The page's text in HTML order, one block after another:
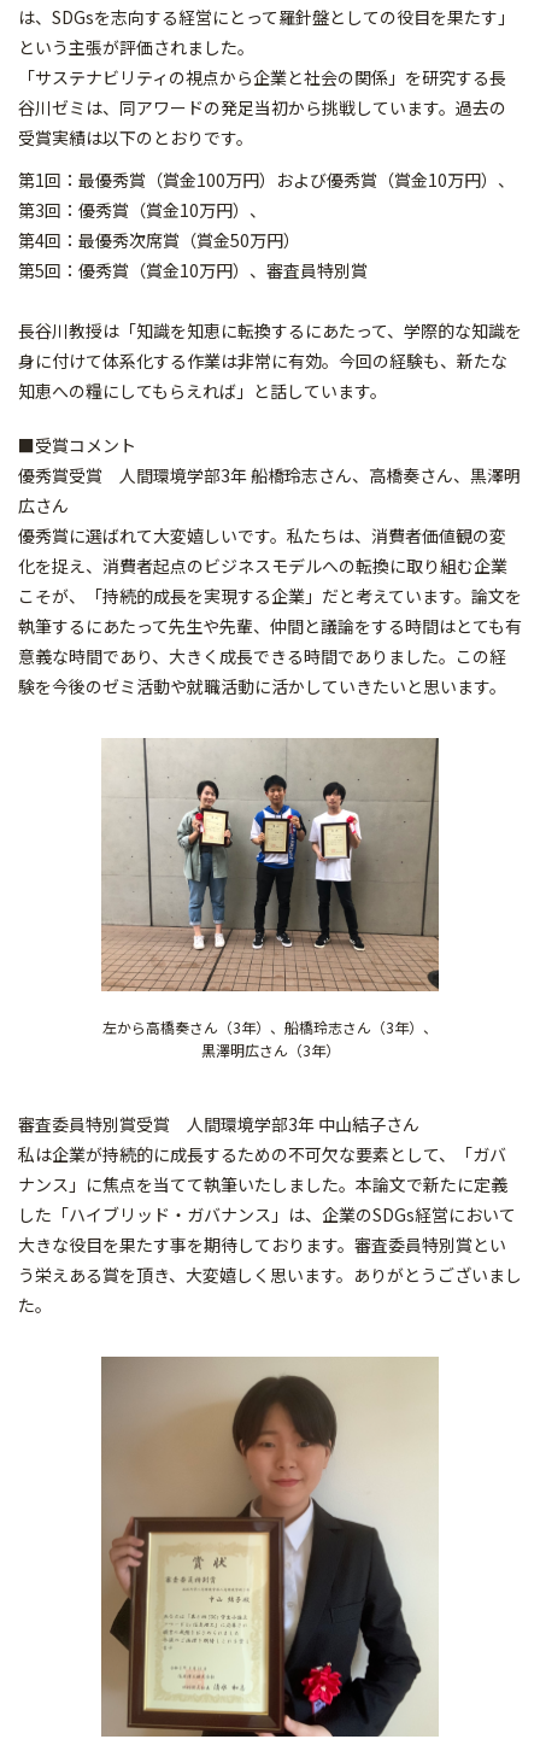
は、SDGsを志向する経営にとって羅針盤としての役目を果たす」
という主張が評価されました。
「サステナビリティの視点から企業と社会の関係」を研究する長
谷川ゼミは、同アワードの発足当初から挑戦しています。過去の
受賞実績は以下のとおりです。
第1回：最優秀賞（賞金100万円）および優秀賞（賞金10万円）、
第3回：優秀賞（賞金10万円）、
第4回：最優秀次席賞（賞金50万円）
第5回：優秀賞（賞金10万円）、審査員特別賞
長谷川教授は「知識を知恵に転換するにあたって、学際的な知識を
身に付けて体系化する作業は非常に有効。今回の経験も、新たな
知恵への糧にしてもらえれば」と話しています。
■受賞コメント
優秀賞受賞 人間環境学部3年 船橋玲志さん、高橋奏さん、黒澤明
広さん
優秀賞に選ばれて大変嬉しいです。私たちは、消費者価値観の変
化を捉え、消費者起点のビジネスモデルへの転換に取り組む企業
こそが、「持続的成長を実現する企業」だと考えています。論文を
執筆するにあたって先生や先輩、仲間と議論をする時間はとても有
意義な時間であり、大きく成長できる時間でありました。この経
験を今後のゼミ活動や就職活動に活かしていきたいと思います。
左から高橋奏さん（3年）、船橋玲志さん（3年）、
黒澤明広さん（3年）
審査委員特別賞受賞 人間環境学部3年 中山結子さん
私は企業が持続的に成長するための不可欠な要素として、「ガバ
ナンス」に焦点を当てて執筆いたしました。本論文で新たに定義
した「ハイブリッド・ガバナンス」は、企業のSDGs経営において
大きな役目を果たす事を期待しております。審査委員特別賞とい
う栄えある賞を頂き、大変嬉しく思います。ありがとうございまし
た。